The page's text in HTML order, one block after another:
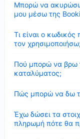
Μπορώ να
μου μέσω της
Τι είναι ο
τον χρησιμοποιήσω;
Πού μπορώ να βρω
καταλύματος;
Πώς μπορώ να δω
Έχω δώσει τα
πληρωμή πότε θα